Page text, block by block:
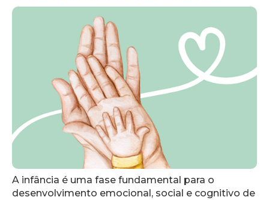
A infância é uma fase fundamental para o
desenvolvimento emocional, social e cognitivo de